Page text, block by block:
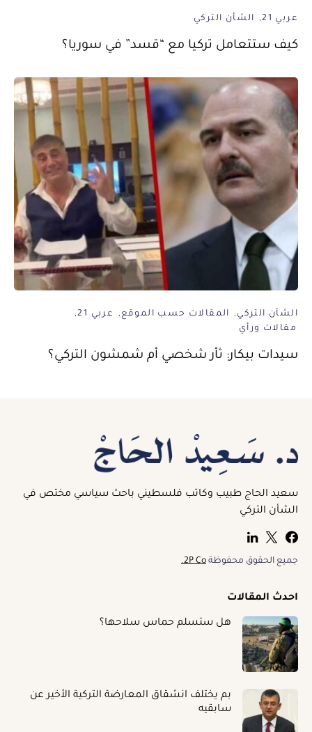
عربي 21 الشأن التركي
كيف ستتعامل تركيا مع “قسد” في سوريا؟
الشأن التركي المقالات حسب الموقع
عربي 21
مقالات ورأي
سيدات بيكار: ثأر شخصي أم شمشون التركي؟
سعيد الحاج طبيب وكاتب فلسطيني باحث سياسي مختص في
الشأن التركي
جميع الحقوق محفوظة 2P Co.
احدث المقالات
هل ستسلم حماس سلاحها؟
بم يختلف انشقاق المعارضة التركية الأخير عن
سابقيه